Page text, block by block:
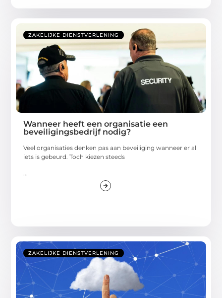
ZAKELIJKE DIENSTVERLENING
Wanneer heeft een organisatie een
beveiligingsbedrijf nodig?
Veel organisaties denken pas aan beveiliging wanneer er al
iets is gebeurd. Toch kiezen steeds
ZAKELIJKE DIENSTVERLENING